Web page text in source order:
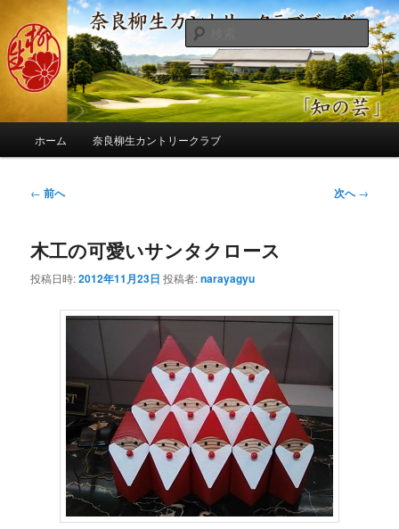
ン
コ
ン
へ
奈良柳生カントリークラブ総支配人
ブログ
季節の話題、クラブの出来事、コースの改修・更新作業、ゴルフに関する随
筆、喜怒哀楽などを気まぐれに発信します。
検
索
ホーム 奈良柳生カントリークラブ
投
ビ
ゲ
ー
← 前へ 次へ→
木工の可愛いサンタクロース
投稿日時:2012年11月23日 投稿者:narayagyu